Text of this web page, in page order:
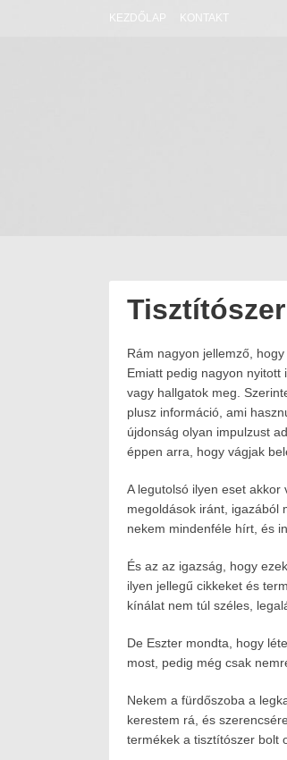
KEZDŐLAP KONTAKT
Posted
on:
2020.07.09.2024.01.15.
Author:
Havasokka
Rám nagyon jellemző,
Emiatt pedig nagyon nyitott
vagy hallgatok meg.
plusz információ, ami
újdonság olyan impulzust
éppen arra, hogy vágjak
A legutolsó ilyen eset
megoldások iránt, igazából
nekem mindenféle hírt, és
És az az igazság, hogy
ilyen jellegű cikkeket és
kínálat nem túl széles,
De Eszter mondta, hogy
most, pedig még csak
Nekem a fürdőszoba a
kerestem rá, és
termékek a tisztítószer bolt